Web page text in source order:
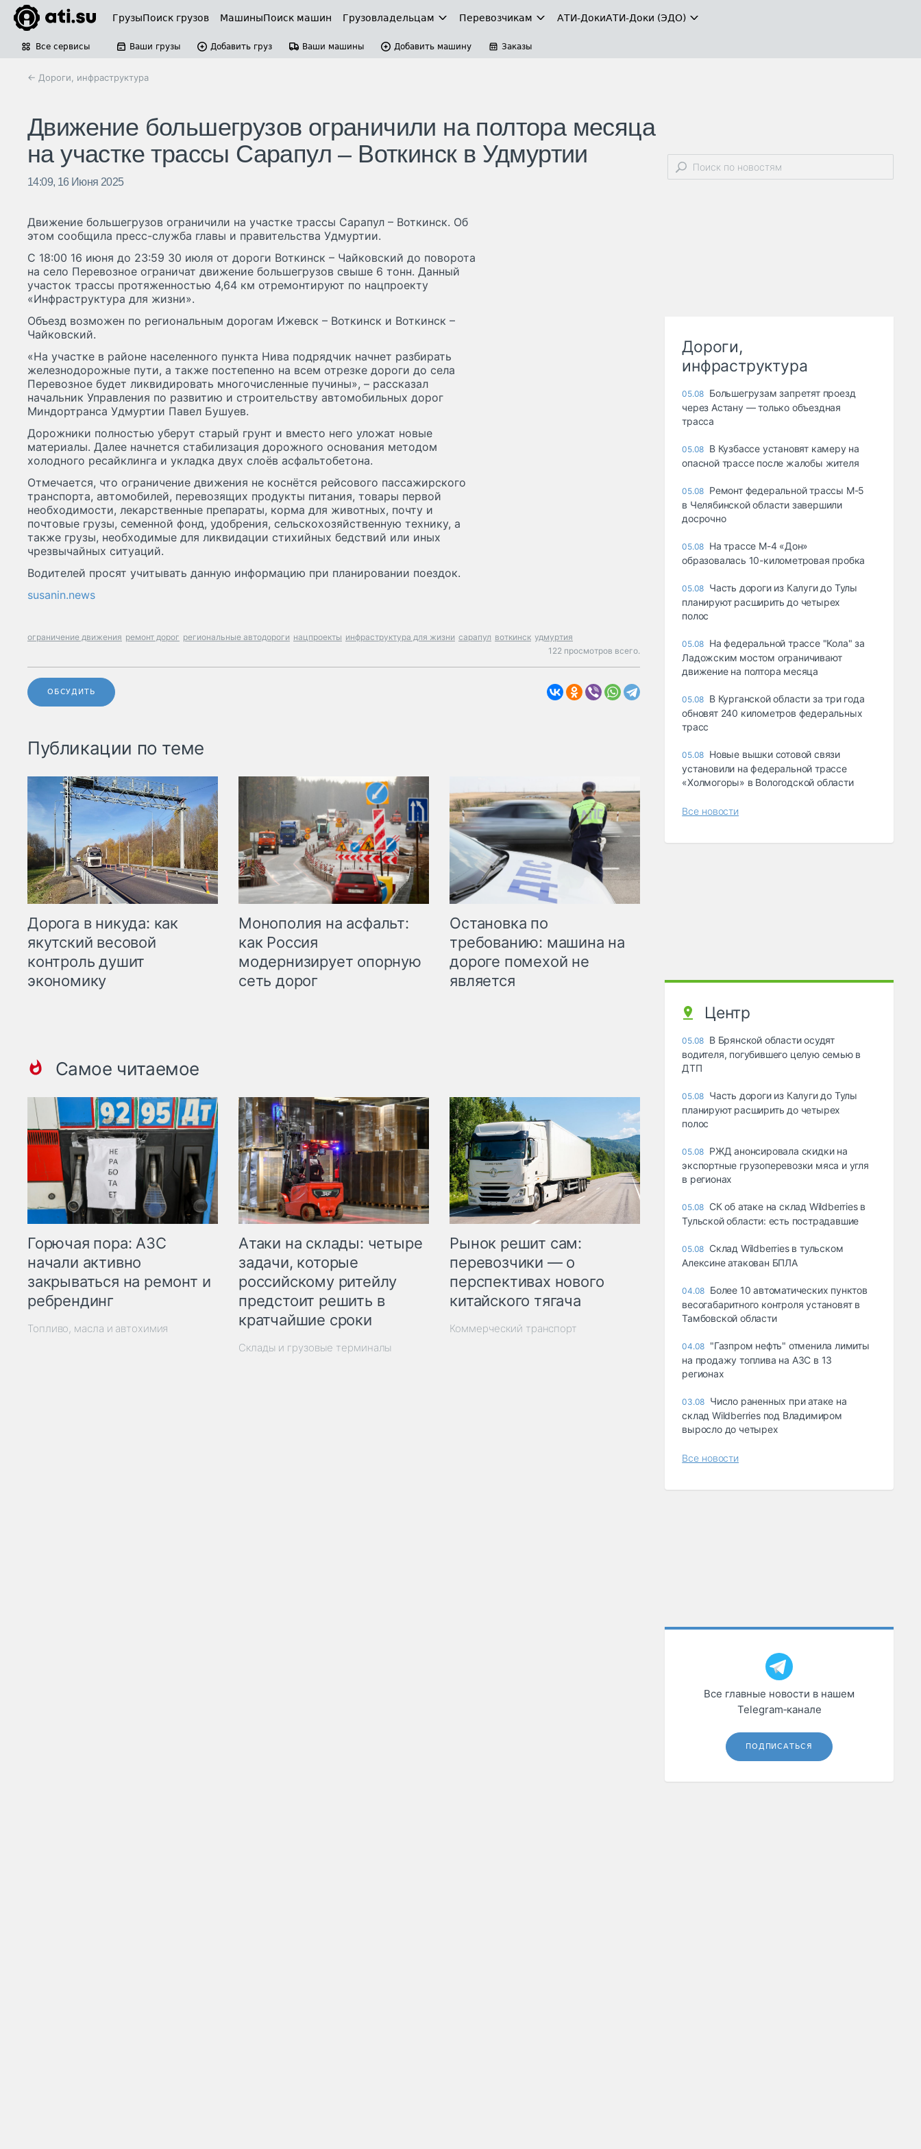
ГрузыПоиск грузов МашиныПоиск машин Грузовладельцам Перевозчикам АТИ-ДокиАТИ-Доки (ЭДО)
Все сервисы Ваши грузы Добавить груз Ваши машины Добавить машину Заказы
← Дороги, инфраструктура
Движение большегрузов ограничили на полтора месяца
на участке трассы Сарапул – Воткинск в Удмуртии
14:09, 16 Июня 2025
Движение большегрузов ограничили на участке трассы Сарапул – Воткинск. Об
этом сообщила пресс-служба главы и правительства Удмуртии.
С 18:00 16 июня до 23:59 30 июля от дороги Воткинск – Чайковский до поворота
на село Перевозное ограничат движение большегрузов свыше 6 тонн. Данный
участок трассы протяженностью 4,64 км отремонтируют по нацпроекту
«Инфраструктура для жизни».
Объезд возможен по региональным дорогам Ижевск – Воткинск и Воткинск –
Чайковский.
«На участке в районе населенного пункта Нива подрядчик начнет разбирать
железнодорожные пути, а также постепенно на всем отрезке дороги до села
Перевозное будет ликвидировать многочисленные пучины», – рассказал
начальник Управления по развитию и строительству автомобильных дорог
Миндортранса Удмуртии Павел Бушуев.
Дорожники полностью уберут старый грунт и вместо него уложат новые
материалы. Далее начнется стабилизация дорожного основания методом
холодного ресайклинга и укладка двух слоёв асфальтобетона.
Отмечается, что ограничение движения не коснётся рейсового пассажирского
транспорта, автомобилей, перевозящих продукты питания, товары первой
необходимости, лекарственные препараты, корма для животных, почту и
почтовые грузы, семенной фонд, удобрения, сельскохозяйственную технику, а
также грузы, необходимые для ликвидации стихийных бедствий или иных
чрезвычайных ситуаций.
Водителей просят учитывать данную информацию при планировании поездок.
susanin.news
ограничение движения ремонт дорог региональные автодороги нацпроекты инфраструктура для жизни сарапул воткинск удмуртия
122 просмотров всего.
ОБСУДИТЬ
Публикации по теме
Дорога в никуда: как
якутский весовой
контроль душит
экономику
Монополия на асфальт:
как Россия
модернизирует опорную
сеть дорог
Остановка по
требованию: машина на
дороге помехой не
является
Самое читаемое
Горючая пора: АЗС
начали активно
закрываться на ремонт и
ребрендинг
Топливо, масла и автохимия
Атаки на склады: четыре
задачи, которые
российскому ритейлу
предстоит решить в
кратчайшие сроки
Склады и грузовые терминалы
Рынок решит сам:
перевозчики — о
перспективах нового
китайского тягача
Коммерческий транспорт
Дороги,
инфраструктура
05.08 Большегрузам запретят проезд
через Астану — только объездная
трасса
05.08 В Кузбассе установят камеру на
опасной трассе после жалобы жителя
05.08 Ремонт федеральной трассы М-5
в Челябинской области завершили
досрочно
05.08 На трассе М-4 «Дон»
образовалась 10-километровая пробка
05.08 Часть дороги из Калуги до Тулы
планируют расширить до четырех
полос
05.08 На федеральной трассе "Кола" за
Ладожским мостом ограничивают
движение на полтора месяца
05.08 В Курганской области за три года
обновят 240 километров федеральных
трасс
05.08 Новые вышки сотовой связи
установили на федеральной трассе
«Холмогоры» в Вологодской области
Все новости
Центр
05.08 В Брянской области осудят
водителя, погубившего целую семью в
ДТП
05.08 Часть дороги из Калуги до Тулы
планируют расширить до четырех
полос
05.08 РЖД анонсировала скидки на
экспортные грузоперевозки мяса и угля
в регионах
05.08 СК об атаке на склад Wildberries в
Тульской области: есть пострадавшие
05.08 Склад Wildberries в тульском
Алексине атакован БПЛА
04.08 Более 10 автоматических пунктов
весогабаритного контроля установят в
Тамбовской области
04.08 "Газпром нефть" отменила лимиты
на продажу топлива на АЗС в 13
регионах
03.08 Число раненных при атаке на
склад Wildberries под Владимиром
выросло до четырех
Все новости
Все главные новости в нашем
Telegram‑канале
ПОДПИСАТЬСЯ